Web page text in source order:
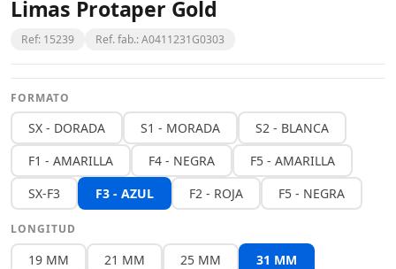
Limas Protaper Gold
Ref: 15239 Ref. fab.: A0411231G0303
FORMATO
SX - DORADA S1 - MORADA
S2 - BLANCA
F1 - AMARILLA
F4 - NEGRA
F5 - AMARILLA
SX-F3
F3 - AZUL F2 - ROJA F5 - NEGRA
LONGITUD
19 MM 21 MM 25 MM 31 MM